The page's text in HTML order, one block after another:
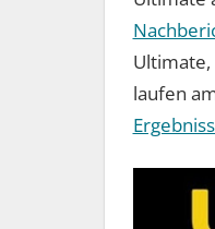
Ultimate,
laufen